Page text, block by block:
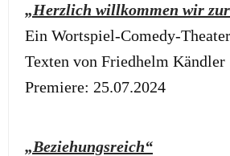
„Herzlich willkommen wir zur
Ein Wortspiel-Comedy-
Texten von Friedhelm Kändler
Premiere: 25.07.2024
„Beziehungsreich“